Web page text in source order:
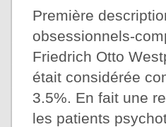
Première
obsessionnels-
Friedrich Otto
était considérée
3.5%. En fait une
les patients